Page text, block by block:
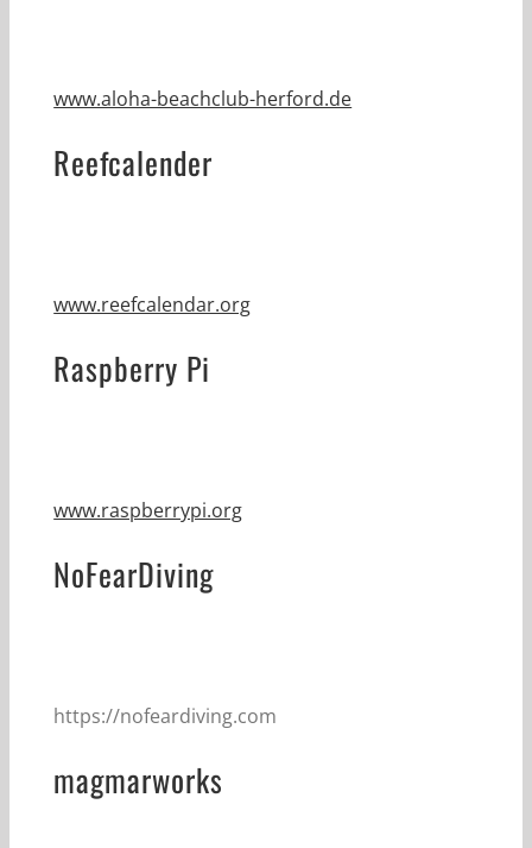
www.aloha-beachclub-herford.de
Reefcalender
www.reefcalendar.org
Raspberry Pi
www.raspberrypi.org
NoFearDiving
https://nofeardiving.com
magmarworks